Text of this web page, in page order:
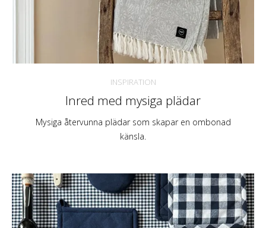
INSPIRATION
Inred med mysiga plädar
Mysiga återvunna plädar som skapar en ombonad
känsla.